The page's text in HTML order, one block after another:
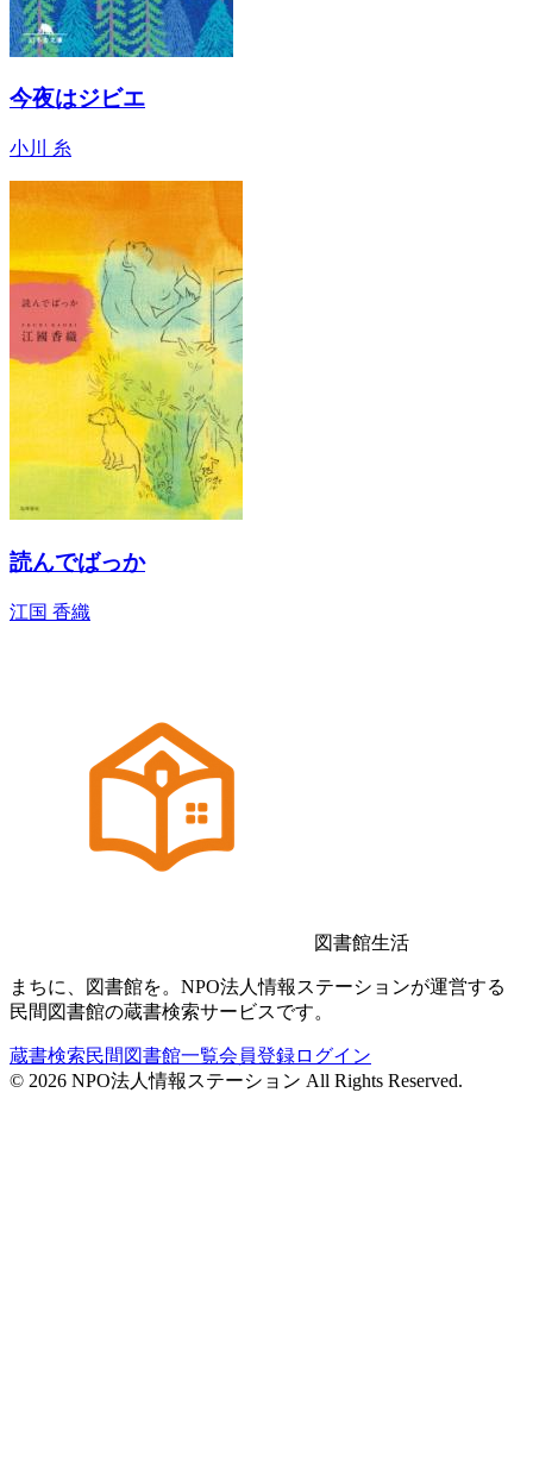
今夜はジビエ
小川 糸
読んでばっか
江国 香織
図書館生活
まちに、図書館を。NPO法人情報ステーションが運営する
民間図書館の蔵書検索サービスです。
蔵書検索民間図書館一覧会員登録ログイン
© 2026 NPO法人情報ステーション All Rights Reserved.